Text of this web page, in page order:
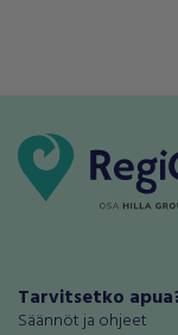
Tarvitsetko
Säännöt ja ohjeet